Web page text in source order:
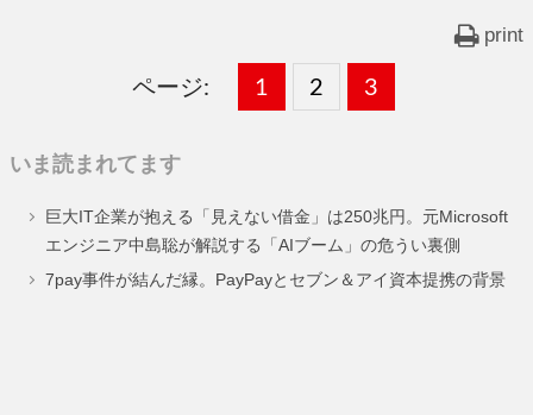
print
ページ:
固
ー
ジ
1 ,
固
ー
ジ
2 ,
固
ー
ジ
3
いま読まれてます
巨大IT企業が抱える「見えない借金」は250兆円。元Microsoft
エンジニア中島聡が解説する「AIブーム」の危うい裏側
7pay事件が結んだ縁。PayPayとセブン＆アイ資本提携の背景